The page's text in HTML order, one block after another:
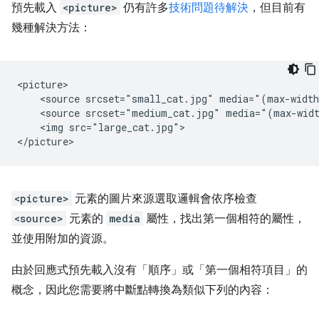
預先載入 <picture> 仍有許多技術問題待解決 ，但目前有
幾種解決方法：
<picture>
<source srcset="small_cat.jpg" media="(max-
<source srcset="medium_cat.jpg" media="(max-
    <img src="large_cat.jpg">
<picture> 元素的圖片來源選取邏輯會依序檢查
<source> 元素的 media 屬性，找出第一個相符的屬性，
並使用附加的資源。
由於回應式預先載入沒有「順序」或「第一個相符項目」的
概念，因此您需要將中斷點轉換為類似下列的內容：